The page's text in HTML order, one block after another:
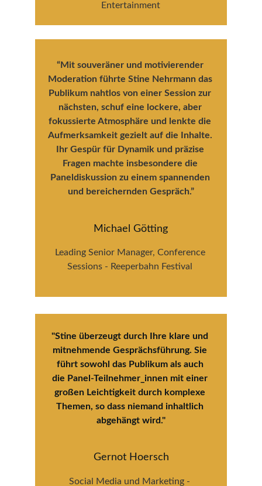
“Mit souveräner und motivierender
Moderation führte Stine Nehrmann das
Publikum nahtlos von einer Session zur
nächsten, schuf eine lockere, aber
fokussierte Atmosphäre und lenkte die
Aufmerksamkeit gezielt auf die Inhalte.
Ihr Gespür für Dynamik und präzise
Fragen machte insbesondere die
Paneldiskussion zu einem spannenden
und bereichernden Gespräch.”
Michael Götting
Leading Senior Manager, Conference
Sessions - Reeperbahn Festival
"Stine überzeugt durch Ihre klare und
mitnehmende Gesprächsführung. Sie
führt sowohl das Publikum als auch
die Panel-Teilnehmer_innen mit einer
großen Leichtigkeit durch komplexe
Themen, so dass niemand inhaltlich
abgehängt wird."
Entertainment
Gernot Hoersch
Social Media und Marketing -